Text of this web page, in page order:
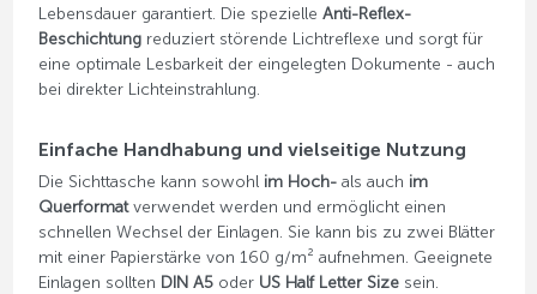
Lebensdauer garantiert. Die spezielle Anti-Reflex-
Beschichtungreduziert störende Lichtreflexe und sorgt für
eine optimale Lesbarkeit der eingelegten Dokumente - auch
bei direkter Lichteinstrahlung.
Einfache Handhabung und vielseitige Nutzung
Die Sichttasche kann sowohl im Hoch-als auch im
Querformatverwendet werden und ermöglicht einen
schnellen Wechsel der Einlagen. Sie kann bis zu zwei Blätter
mit einer Papierstärke von 160 g/m² aufnehmen. Geeignete
Einlagen sollten DIN A5oder US Half Letter Sizesein.